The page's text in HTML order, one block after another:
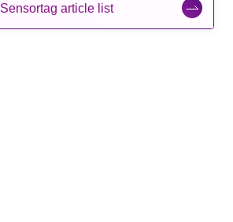
Sensortag article list